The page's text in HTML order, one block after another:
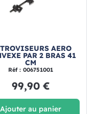
AERO
PAR 2 BRAS 41
CM
Réf : 006751001
99,90 €
Ajouter au panier